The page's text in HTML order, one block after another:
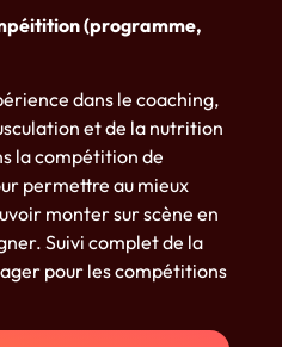
(programme,
dans le coaching,
et de la nutrition
la compétition de
permettre au mieux
monter sur scène en
Suivi complet de la
pour les compétitions